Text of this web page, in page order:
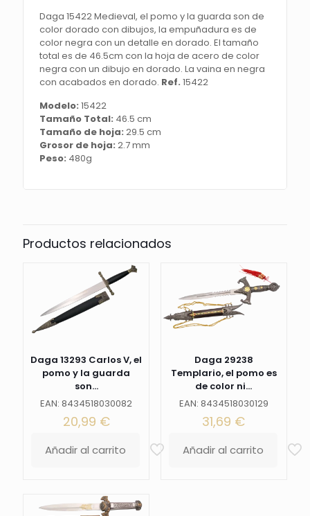
dibujos,
empuñadura
color
detalle
dorado.
46.5cm
acero
color
con
Daga 15422 Medieval, el pomo y la guarda son de
color dorado con dibujos, la empuñadura es de
color negra con un detalle en dorado. El tamaño
total es de 46.5cm con la hoja de acero de color
negra con un dibujo en dorado. La vaina en negra
con acabados en dorado. Ref. 15422
Modelo: 15422
Tamaño Total: 46.5 cm
Tamaño de hoja: 29.5 cm
Grosor de hoja: 2.7 mm
Peso: 480g
Productos relacionados
Daga 13293 Carlos V, el
pomo y la guarda
son...
EAN: 8434518030082
20,99 €
Añadir al carrito
Daga 29238
Templario, el pomo es
de color ni...
EAN: 8434518030129
31,69 €
Añadir al carrito